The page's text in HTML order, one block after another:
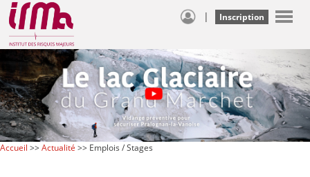
| Inscription
Accueil >>Actualité >> Emplois / Stages